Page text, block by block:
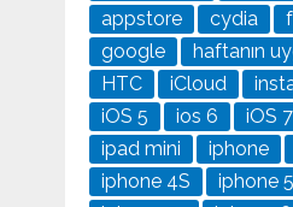
appstore
cydia
google
haftanın
HTC
iCloud
iOS 5
ios 6 iOS 7
ipad mini
iphone
iphone 4S
iphone 5